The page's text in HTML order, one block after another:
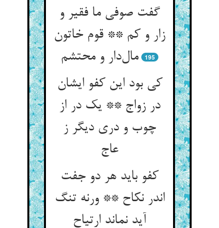
گفت صوفی ما فقیر و
زار و کم ** قوم خاتون
مال‌دار و محتشم
195
کی بود این کفو ایشان
در زواج ** یک در از
چوب و دری دیگر ز
عاج
کفو باید هر دو جفت
اندر نکاح ** ورنه تنگ
آید نماند ارتیاح